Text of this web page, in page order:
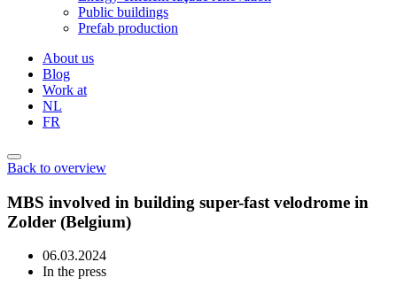
Public buildings
Prefab production
About us
Blog
Work at
NL
FR
Back to overview
MBS involved in building super-fast velodrome in
Zolder (Belgium)
06.03.2024
In the press